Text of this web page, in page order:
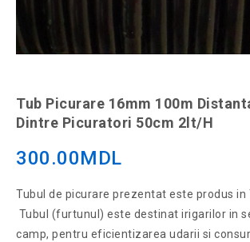
Tub Picurare 16mm 100m
Dintre Picuratori 50cm 2lt/H
300.00MDL
Tubul de picurare prezentat este produs in
Tubul (furtunul) este destinat irigarilor in
camp, pentru eficientizarea udarii si